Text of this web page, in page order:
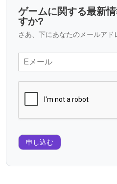
ゲームに関する最新
すか?
さあ、下にあなたのメールアド
申し込む